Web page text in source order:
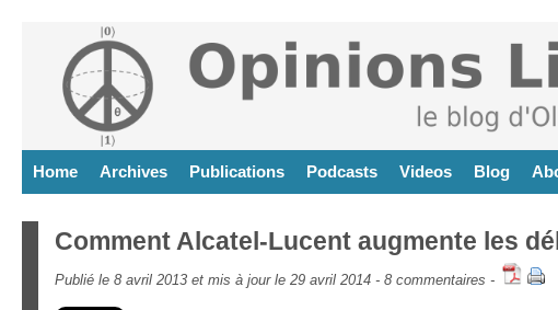
Home Archives Publications Podcasts Videos Blog
Comment Alcatel-Lucent augmente les
Publié le 8 avril 2013 et mis à jour le 29 avril 2014 - 8 commentaires -